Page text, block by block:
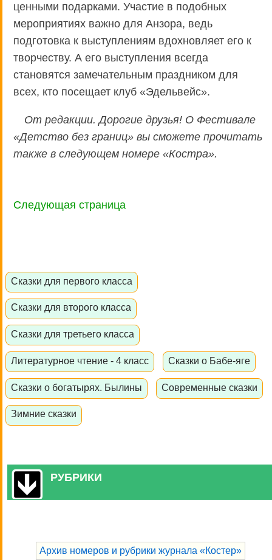
ценными подарками. Участие в подобных
мероприятиях важно для Анзора, ведь
подготовка к выступлениям вдохновляет его к
творчеству. А его выступления всегда
становятся замечательным праздником для
всех, кто посещает клуб «Эдельвейс».
От редакции. Дорогие друзья! О Фестивале
«Детство без границ» вы сможете прочитать
также в следующем номере «Костра».
Следующая страница
Сказки для первого класса
Сказки для второго класса
Сказки для третьего класса
Литературное чтение - 4 класс Сказки о Бабе-яге
Сказки о богатырях. Былины Современные сказки
Зимние сказки
РУБРИКИ
Архив номеров и рубрики журнала «Костер»